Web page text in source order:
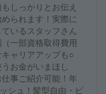
しっかりとお伝え
られます！実際に
いるスタッフさん
一部資格取得費用
ャリアアップも○
お金がいまほし
事ご紹介可能！年
シュ！髪型自由・ピ